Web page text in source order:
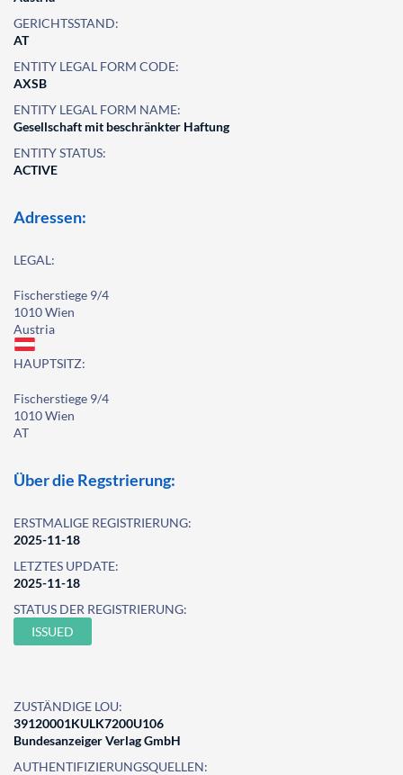
GERICHTSSTAND:
AT
ENTITY LEGAL FORM CODE:
AXSB
ENTITY LEGAL FORM NAME:
Gesellschaft mit beschränkter Haftung
ENTITY STATUS:
ACTIVE
Adressen:
LEGAL:
Fischerstiege 9/4
1010 Wien
Austria
HAUPTSITZ:
Fischerstiege 9/4
1010 Wien
AT
Über die Regstrierung:
ERSTMALIGE REGISTRIERUNG:
2025-11-18
LETZTES UPDATE:
2025-11-18
STATUS DER REGISTRIERUNG:
ISSUED
ZUSTÄNDIGE LOU:
39120001KULK7200U106
Bundesanzeiger Verlag GmbH
AUTHENTIFIZIERUNGSQUELLEN: